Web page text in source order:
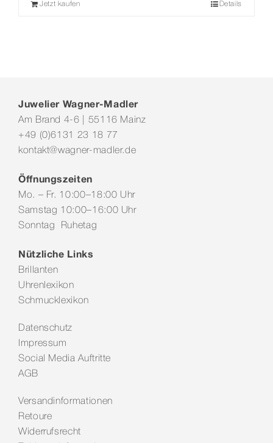
Jetzt kaufen Details
Juwelier Wagner-Madler
Am Brand 4-6 | 55116 Mainz
+49 (0)6131 23 18 77
kontakt@wagner-madler.de
Öffnungszeiten
Mo. – Fr. 10:00–18:00 Uhr
Samstag 10:00–16:00 Uhr
Sonntag Ruhetag
Nützliche Links
Brillanten
Uhrenlexikon
Schmucklexikon
Datenschutz
Impressum
Social Media Auftritte
AGB
Versandinformationen
Retoure
Widerrufsrecht